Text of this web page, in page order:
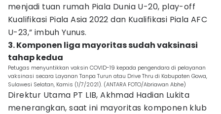
menjadi tuan rumah Piala Dunia U-20, play-off
Kualifikasi Piala Asia 2022 dan Kualifikasi Piala AFC
U-23,” imbuh Yunus.
3. Komponen liga mayoritas sudah vaksinasi
tahap kedua
Petugas menyuntikkan vaksin COVID-19 kepada pengendara di pelayanan
vaksinasi secara Layanan Tanpa Turun atau Drive Thru di Kabupaten Gowa,
Sulawesi Selatan, Kamis (1/7/2021). (ANTARA FOTO/Abriawan Abhe)
Direktur Utama PT LIB, Akhmad Hadian Lukita
menerangkan, saat ini mayoritas komponen klub